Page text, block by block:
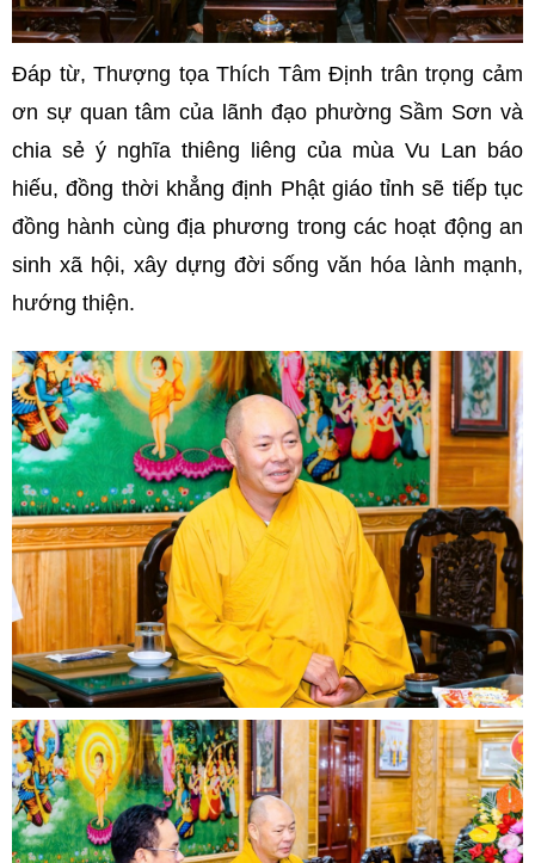
Đáp từ, Thượng tọa Thích Tâm Định trân trọng cảm
ơn sự quan tâm của lãnh đạo phường Sầm Sơn và
chia sẻ ý nghĩa thiêng liêng của mùa Vu Lan báo
hiếu, đồng thời khẳng định Phật giáo tỉnh sẽ tiếp tục
đồng hành cùng địa phương trong các hoạt động an
sinh xã hội, xây dựng đời sống văn hóa lành mạnh,
hướng thiện.